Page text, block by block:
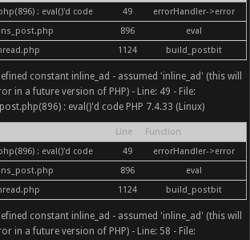
: eval()'d code
49
errorHandler->error
896
eval
1124 build_postbit
constant inline_ad - assumed 'inline_ad' (this will
in a future version of PHP) - Line: 49 - File:
: eval()'d code PHP 7.4.33 (Linux)
Line
Function
: eval()'d code
49
errorHandler->error
896
eval
1124 build_postbit
constant inline_ad - assumed 'inline_ad' (this will
in a future version of PHP) - Line: 58 - File: